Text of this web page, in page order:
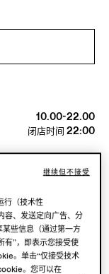
10.00-22.00
闭店时间 22:00
行（技术性
容、发送定向广告、分
些信息（通过第一方
有”，即表示您接受使
。单击“仅接受技术
。您可以在
继续但不接受